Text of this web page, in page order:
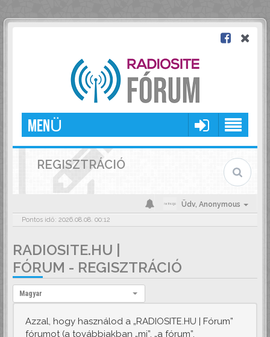
MENÜ
REGISZTRÁCIÓ
Üdv, Anonymous
Pontos idő: 2026.08.08. 00:12
RADIOSITE.HU |
FÓRUM - REGISZTRÁCIÓ
Nyelv:
Magyar
Azzal, hogy használod a „RADIOSITE.HU | Fórum”
fórumot (a továbbiakban „mi”, „a fórum”,